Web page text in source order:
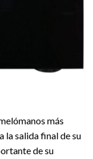
más
la salida final de su
de su